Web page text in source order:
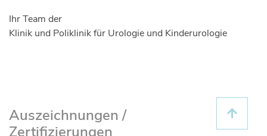
Ihr Team der
Klinik und Poliklinik für Urologie und Kinderurologie
Auszeichnungen /
Zertifizierungen